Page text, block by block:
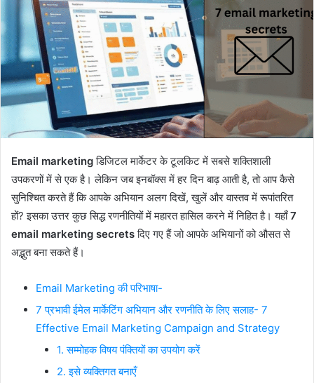
Email marketingडिजिटल मार्केटर के टूलकिट में सबसे शक्तिशाली
उपकरणों में से एक है। लेकिन जब इनबॉक्स में हर दिन बाढ़ आती है, तो आप कैसे
सुनिश्चित करते हैं कि आपके अभियान अलग दिखें, खुलें और वास्तव में रूपांतरित
हों? इसका उत्तर कुछ सिद्ध रणनीतियों में महारत हासिल करने में निहित है। यहाँ7
email marketing secretsदिए गए हैं जो आपके अभियानों को औसत से
अद्भुत बना सकते हैं।
Email Marketing की परिभाषा-
7 प्रभावी ईमेल मार्केटिंग अभियान और रणनीति के लिए सलाह- 7
Effective Email Marketing Campaign and Strategy
1. सम्मोहक विषय पंक्तियों का उपयोग करें
2. इसे व्यक्तिगत बनाएँ